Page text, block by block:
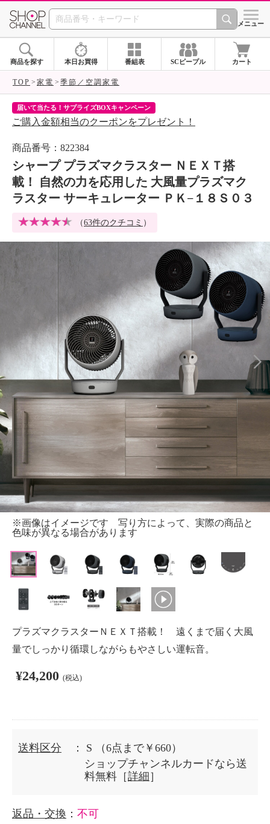
SHOP CHANNEL シメニュー
商品を探す 本日お買得 番組表 SCピープル カート
TOP 家電 季節／空調家電
届いて当たる！サプライズBOXキャンペーン
ご購入金額相当のクーポンをプレゼント！
商品番号：822384
シャープ プラズマクラスター ＮＥＸＴ搭
載！ 自然の力を応用した 大風量プラズマク
ラスター サーキュレーター ＰＫ−１８Ｓ０３
（63件のクチコミ ）
※画像はイメージです 写り方によって、実際の商品と
色味が異なる場合があります
プラズマクラスターＮＥＸＴ搭載！ 遠くまで届く大風
量でしっかり循環しながらもやさしい運転音。
¥24,200 (税込)
送料区分 ： S
（6点まで￥660）
ショップチャンネルカードなら送
料無料［詳細 ］
返品・交換 ： 不可